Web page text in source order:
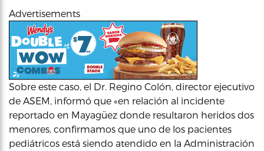
Advertisements
Sobre este caso, el Dr. Regino Colón, director ejecutivo
de ASEM, informó que «en relación al incidente
reportado en Mayagüez donde resultaron heridos dos
menores, confirmamos que uno de los pacientes
pediátricos está siendo atendido en la Administración